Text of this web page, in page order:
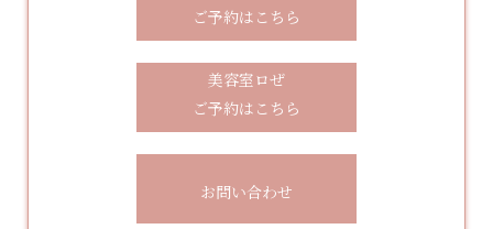
ご予約はこちら
美容室ロぜ
ご予約はこちら
お問い合わせ